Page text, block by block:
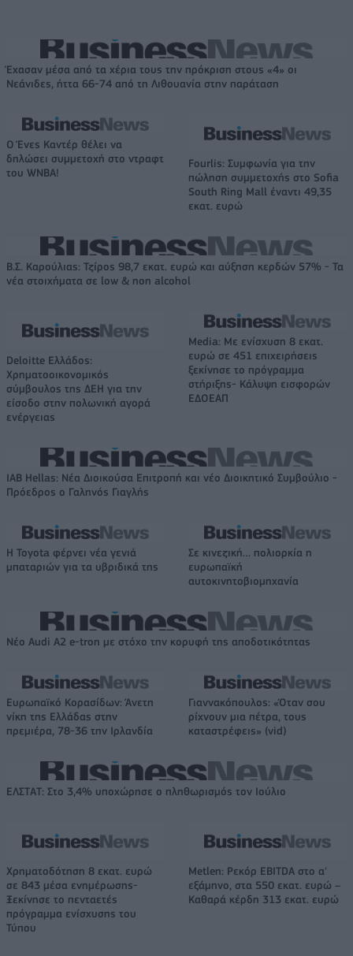
Έχασαν μέσα από τα χέρια τους την πρόκριση στους «4» οι
Νεάνιδες, ήττα 66-74 από τη Λιθουανία στην παράταση
Ο Ένες Καντέρ θέλει να
δηλώσει συμμετοχή στο ντραφτ
του WNBA!
Fourlis: Συμφωνία για την
πώληση συμμετοχής στο Sofia
South Ring Mall έναντι 49,35
εκατ. ευρώ
Β.Σ. Καρούλιας: Τζίρος 98,7 εκατ. ευρώ και αύξηση κερδών 57% - Τα
νέα στοιχήματα σε low & non alcohol
Deloitte Ελλάδος:
Χρηματοοικονομικός
σύμβουλος της ΔΕΗ για την
είσοδο στην πολωνική αγορά
ενέργειας
Media: Με ενίσχυση 8 εκατ.
ευρώ σε 451 επιχειρήσεις
ξεκίνησε το πρόγραμμα
στήριξης- Κάλυψη εισφορών
ΕΔΟΕΑΠ
IAB Hellas: Νέα Διοικούσα Επιτροπή και νέο Διοικητικό Συμβούλιο -
Πρόεδρος ο Γαληνός Γιαγλής
Η Toyota φέρνει νέα γενιά
μπαταριών για τα υβριδικά της
Σε κινεζική… πολιορκία η
ευρωπαϊκή
αυτοκινητοβιομηχανία
Νέο Audi A2 e-tron με στόχο την κορυφή της αποδοτικότητας
Ευρωπαϊκό Κορασίδων: Άνετη
νίκη της Ελλάδας στην
πρεμιέρα, 78-36 την Ιρλανδία
Γιαννακόπουλος: «Όταν σου
ρίχνουν μια πέτρα, τους
καταστρέφεις» (vid)
ΕΛΣΤΑΤ: Στο 3,4% υποχώρησε ο πληθωρισμός τον Ιούλιο
Χρηματοδότηση 8 εκατ. ευρώ
σε 843 μέσα ενημέρωσης-
Ξεκίνησε το πενταετές
πρόγραμμα ενίσχυσης του
Τύπου
Metlen: Ρεκόρ EBITDA στο α'
εξάμηνο, στα 550 εκατ. ευρώ –
Καθαρά κέρδη 313 εκατ. ευρώ